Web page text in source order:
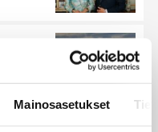
Mainosasetukset